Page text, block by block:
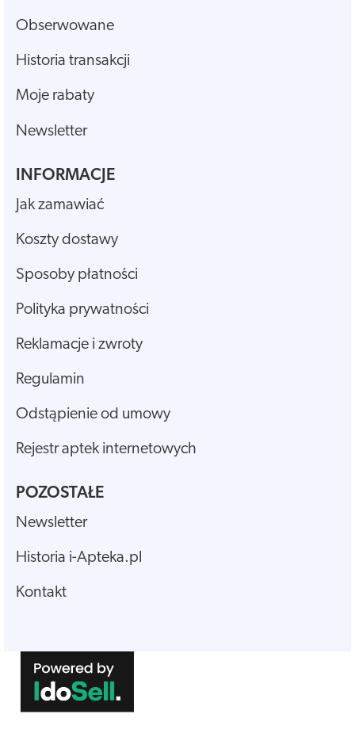
Obserwowane
Historia transakcji
Moje rabaty
Newsletter
INFORMACJE
Jak zamawiać
Koszty dostawy
Sposoby płatności
Polityka prywatności
Reklamacje i zwroty
Regulamin
Odstąpienie od umowy
Rejestr aptek internetowych
POZOSTAŁE
Newsletter
Historia i-Apteka.pl
Kontakt